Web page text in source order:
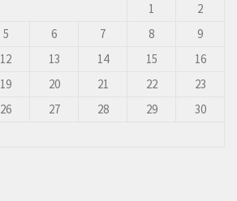
1
2
5 6 7 8
9
12 13 14 15
16
19 20 21 22
23
26 27 28 29
30